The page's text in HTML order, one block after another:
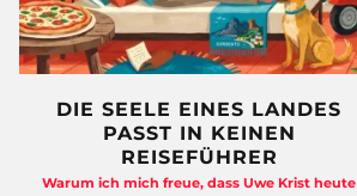
DIE SEELE EINES LANDES
PASST IN KEINEN
REISEFÜHRER
Warum ich mich freue, dass Uwe Krist heute